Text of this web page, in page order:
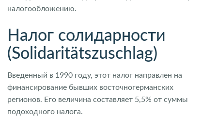
налогообложению.
Налог солидарности
(Solidaritätszuschlag)
Введенный в 1990 году, этот налог направлен на
финансирование бывших восточногерманских
регионов. Его величина составляет 5,5% от суммы
подоходного налога.